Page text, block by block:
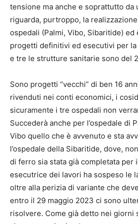
tensione ma anche e soprattutto da
riguarda, purtroppo, la
ospedali (Palmi, Vibo, Sibaritide) ed
progetti definitivi ed esecutivi per
e tre le strutture sanitarie sono del
Sono progetti “vecchi” di ben 16
rivenduti nei conti economici, i
sicuramente i tre ospedali non
Succederà anche per l’ospedale di
Vibo quello che è avvenuto e sta
l’ospedale della Sibaritide, dove,
di ferro sia stata già completata per
esecutrice dei lavori ha sospeso le
oltre alla perizia di variante che
entro il 29 maggio 2023 ci sono
risolvere. Come già detto nei giorni